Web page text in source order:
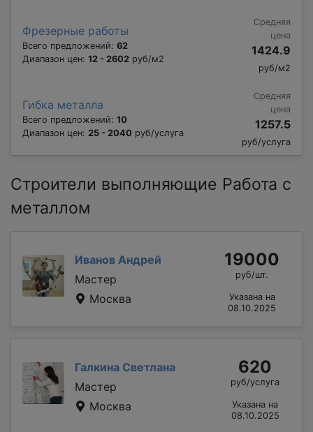
Фрезерные работы
Всего предложений: 62
Диапазон цен: 12 - 2602 руб/м2
Средняя
цена
1424.9
руб/м2
Гибка металла
Всего предложений: 10
Диапазон цен: 25 - 2040 руб/услуга
Средняя
цена
1257.5
руб/услуга
Строители выполняющие Работа с
металлом
Иванов Андрей
Мастер
Москва
19000
руб/шт.
Указана на
08.10.2025
Галкина Светлана
Мастер
Москва
620
руб/услуга
Указана на
08.10.2025